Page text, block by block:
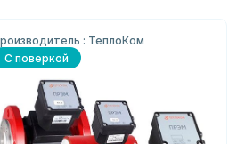
: ТеплоКом
С поверкой